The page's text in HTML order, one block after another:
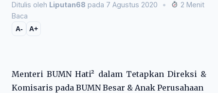
Ditulis oleh Liputan68 pada 7 Agustus 2020 •
2 Menit
Baca
A- A+
Menteri BUMN Hati² dalam Tetapkan Direksi &
Komisaris pada BUMN Besar & Anak Perusahaan